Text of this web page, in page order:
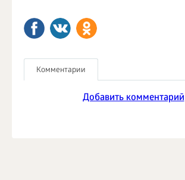
Комментарии
Добавить комментарий